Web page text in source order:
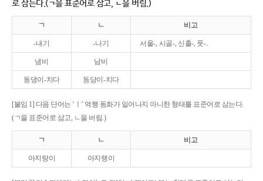
로 삼는다.(ㄱ을 표준어로 삼고, ㄴ을 버림.)
ㄱ ㄴ 비고
-내기 -나기 서울-, 시골-, 신출-, 풋-.
냄비 남비
동댕이-치다 동당이-치다
[붙임 1] 다음 단어는 ‘ㅣ’ 역행 동화가 일어나지 아니한 형태를 표준어로 삼는다.
(ㄱ을 표준어로 삼고, ㄴ을 버림.)
ㄱ ㄴ 비고
아지랑이 아지랭이